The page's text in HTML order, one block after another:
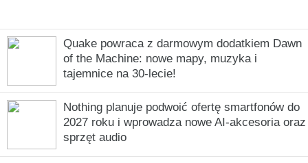
Quake powraca z darmowym dodatkiem Dawn
of the Machine: nowe mapy, muzyka i
tajemnice na 30-lecie!
Nothing planuje podwoić ofertę smartfonów do
2027 roku i wprowadza nowe AI-akcesoria oraz
sprzęt audio